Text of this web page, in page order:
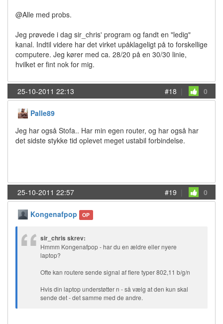
@Alle med probs.
Jeg prøvede i dag sir_chris' program og fandt en "ledig"
kanal. Indtil videre har det virket upåklageligt på to forskellige
computere. Jeg kører med ca. 28/20 på en 30/30 linie,
hvilket er fint nok for mig.
25-10-2011 22:13 #18 | 0
Palle89
Jeg har også Stofa.. Har min egen router, og har også har
det sidste stykke tid oplevet meget ustabil forbindelse.
25-10-2011 22:57 #19 | 0
Kongenafpop OP
sir_chris skrev:
Hmmm Kongenafpop - har du en ældre eller nyere
laptop?
Ofte kan routere sende signal af flere typer 802,11 b/g/n
Hvis din laptop understøtter n - så vælg at den kun skal
sende det - det samme med de andre.